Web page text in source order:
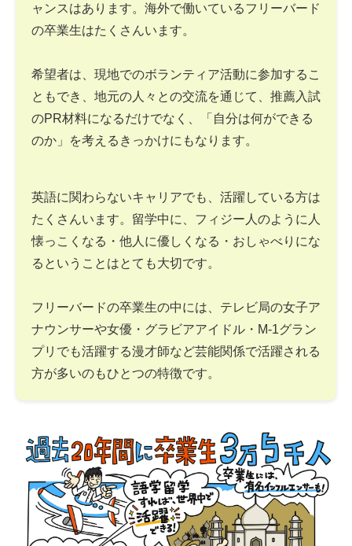
ャンスはあります。海外で働いているフリーバード
の卒業生はたくさんいます。
希望者は、現地でのボランティア活動に参加するこ
ともでき、地元の人々との交流を通じて、推薦入試
のPR材料になるだけでなく、「自分は何ができる
のか」を考えるきっかけにもなります。
英語に関わらないキャリアでも、活躍している方は
たくさんいます。留学中に、フィジー人のように人
懐っこくなる・他人に優しくなる・おしゃべりにな
るということはとても大切です。
フリーバードの卒業生の中には、テレビ局の女子ア
ナウンサーや女優・グラビアアイドル・M-1グラン
プリでも活躍する漫才師など芸能関係で活躍される
方が多いのもひとつの特徴です。